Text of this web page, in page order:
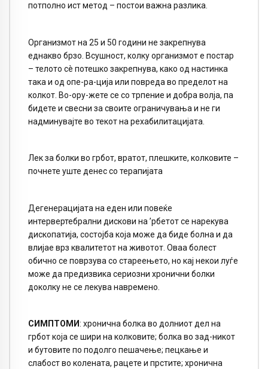
потполно ист метод – постои важна разлика.
Организмот на 25 и 50 години не закрепнува
еднакво брзо. Всушност, колку организмот е постар
– телото сè потешко закрепнува, како од настинка
така и од опе-ра-ција или повреда во пределот на
колкот. Во-ору-жете се со трпение и добра волја, па
бидете и свесни за своите ограничувања и не ги
надминувајте во текот на рехабилитацијата.
Лек за болки во грбот, вратот, плешките, колковите –
почнете уште денес со терапијата
Дегенерацијата на еден или повеќе
интервертебрални дискови на ’рбетот се нарекува
дископатија, состојба која може да биде болна и да
влијае врз квалитетот на животот. Оваа болест
обично се поврзува со стареењето, но кај некои луѓе
може да предизвика сериозни хронични болки
доколку не се лекува навремено.
СИМПТОМИ: хронична болка во долниот дел на
грбот која се шири на колковите; болка во зад-никот
и бутовите по подолго пешачење; пецкање и
слабост во колената, рацете и прстите; хронична